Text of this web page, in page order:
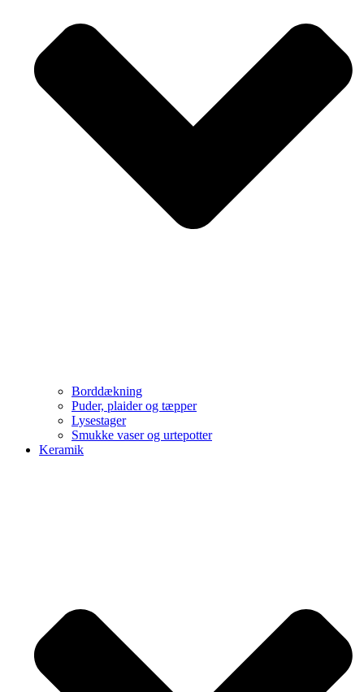
Borddækning
Puder, plaider og tæpper
Lysestager
Smukke vaser og urtepotter
Keramik